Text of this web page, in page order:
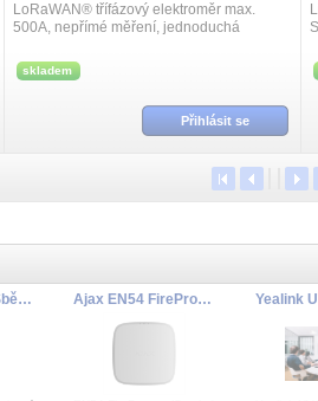
LoRaWAN® třífázový elektroměr max.
500A, nepřímé měření, jednoduchá
skladem
Přihlásit se
JA-122PW-GR Sběrnicový duální PIR a MW detektor pohybu Ajax EN54 FireProtect (Smoke) (8EU) ASP white